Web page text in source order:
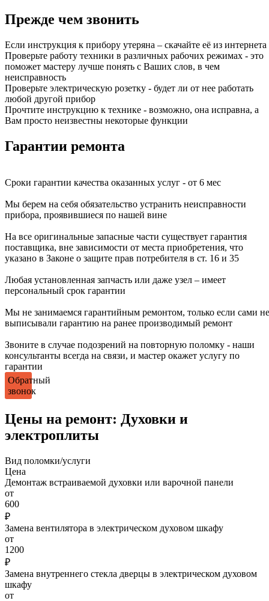
Прежде чем звонить
Если инструкция к прибору утеряна – скачайте её из интернета
Проверьте работу техники в различных рабочих режимах - это
поможет мастеру лучше понять с Ваших слов, в чем
неисправность
Проверьте электрическую розетку - будет ли от нее работать
любой другой прибор
Прочтите инструкцию к технике - возможно, она исправна, а
Вам просто неизвестны некоторые функции
Гарантии ремонта
Сроки гарантии качества оказанных услуг - от 6 мес
Мы берем на себя обязательство устранить неисправности
прибора, проявившиеся по нашей вине
На все оригинальные запасные части существует гарантия
поставщика, вне зависимости от места приобретения, что
указано в Законе о защите прав потребителя в ст. 16 и 35
Любая установленная запчасть или даже узел – имеет
персональный срок гарантии
Мы не занимаемся гарантийным ремонтом, только если сами не
выписывали гарантию на ранее производимый ремонт
Звоните в случае подозрений на повторную поломку - наши
консультанты всегда на связи, и мастер окажет услугу по
гарантии
Обратный
звонок
Цены на ремонт: Духовки и
электроплиты
Вид поломки/услуги
Цена
Демонтаж встраиваемой духовки или варочной панели
от
600
₽
Замена вентилятора в электрическом духовом шкафу
от
1200
₽
Замена внутреннего стекла дверцы в электрическом духовом
шкафу
от